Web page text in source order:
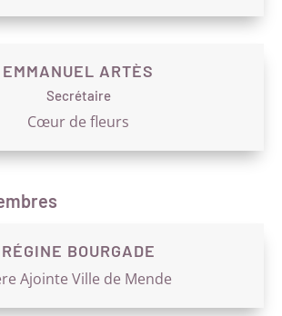
EMMANUEL ARTÈS
Secrétaire
Cœur de fleurs
RÉGINE BOURGADE
Ajointe Ville de Mende